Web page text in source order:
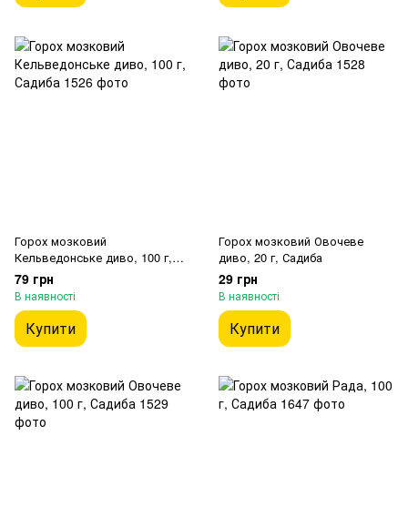
Горох мозковий
Кельведонське диво, 100 г,
Садиба
79 грн
В наявності
Купити
Горох мозковий Овочеве
диво, 20 г, Садиба
29 грн
В наявності
Купити